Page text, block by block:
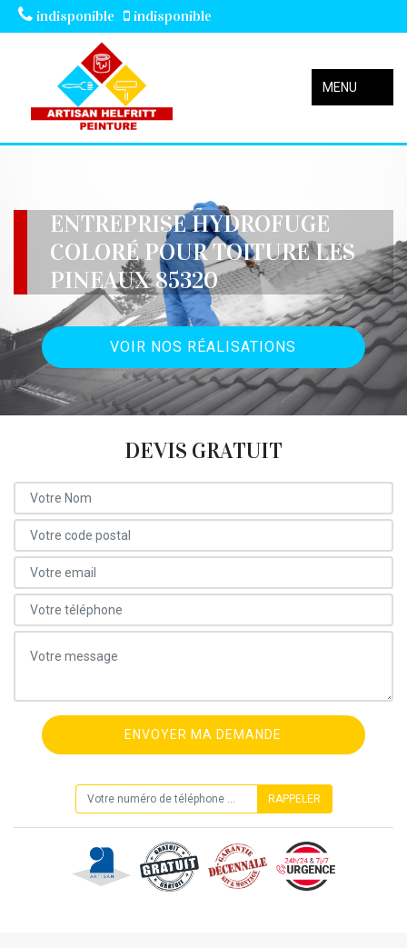
indisponible indisponible
MENU
ENTREPRISE HYDROFUGE
COLORÉ POUR TOITURE LES
PINEAUX 85320
VOIR NOS RÉALISATIONS
DEVIS GRATUIT